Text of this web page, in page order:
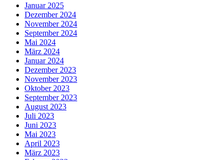
Januar 2025
Dezember 2024
November 2024
September 2024
Mai 2024
März 2024
Januar 2024
Dezember 2023
November 2023
Oktober 2023
September 2023
August 2023
Juli 2023
Juni 2023
Mai 2023
April 2023
März 2023